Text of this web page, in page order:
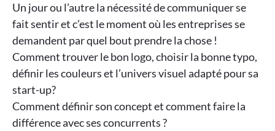
Un jour ou l’autre la nécessité de communiquer se
fait sentir et c’est le moment où les entreprises se
demandent par quel bout prendre la chose !
Comment trouver le bon logo, choisir la bonne typo,
définir les couleurs et l’univers visuel adapté pour sa
start-up?
Comment définir son concept et comment faire la
différence avec ses concurrents ?